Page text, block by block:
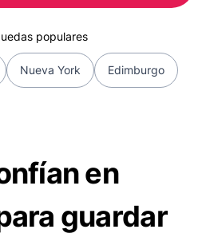
populares
Nueva York Edimburgo
en
guardar